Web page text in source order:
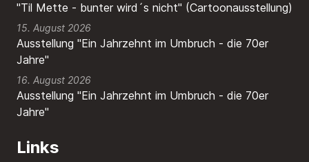
"Til Mette - bunter wird´s nicht" (Cartoonausstellung)
15. August 2026
Ausstellung "Ein Jahrzehnt im Umbruch - die 70er
Jahre"
16. August 2026
Ausstellung "Ein Jahrzehnt im Umbruch - die 70er
Jahre"
Links